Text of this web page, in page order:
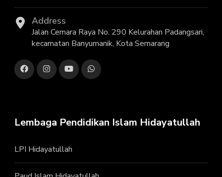
Address
Jalan Cemara Raya No. 290 Kelurahan Padangsari,
kecamatan Banyumanik, Kota Semarang
Lembaga Pendidikan Islam Hidayatullah
LPI Hidayatullah